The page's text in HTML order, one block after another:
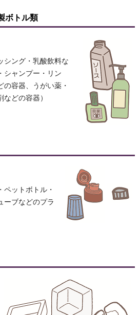
ボトル類
シング・乳酸飲料な
シャンプー・リン
の容器、うがい薬・
どの容器）
ペットボトル・
ーブなどのプラ